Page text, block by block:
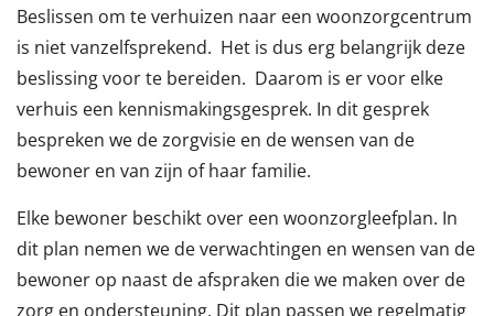
Beslissen om te verhuizen naar een woonzorgcentrum
is niet vanzelfsprekend. Het is dus erg belangrijk deze
beslissing voor te bereiden. Daarom is er voor elke
verhuis een kennismakingsgesprek. In dit gesprek
bespreken we de zorgvisie en de wensen van de
bewoner en van zijn of haar familie.
Elke bewoner beschikt over een woonzorgleefplan. In
dit plan nemen we de verwachtingen en wensen van de
bewoner op naast de afspraken die we maken over de
zorg en ondersteuning. Dit plan passen we regelmatig